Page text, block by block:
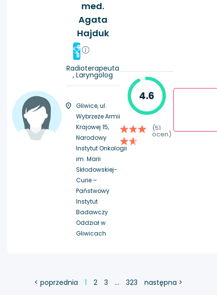
med.
Agata
Hajduk
#
8
Radioterapeuta
, Laryngolog
Gliwice, ul.
Wybrzeże Armii
Krajowej 15,
Narodowy
Instytut Onkologii
im. Marii
Skłodowskiej-
Curie –
Państwowy
Instytut
Badawczy
Oddział w
Gliwicach
4.6
(51
ocen)
< poprzednia 1 2 3 … 323 następna >